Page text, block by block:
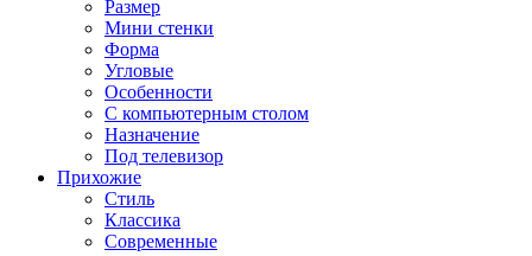
Размер
Мини стенки
Форма
Угловые
Особенности
С компьютерным столом
Назначение
Под телевизор
Прихожие
Стиль
Классика
Современные